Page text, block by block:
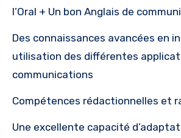
l’Oral + Un bon Anglais de
Des connaissances avancées en
utilisation des différentes
communications
Compétences rédactionnelles et
Une excellente capacité